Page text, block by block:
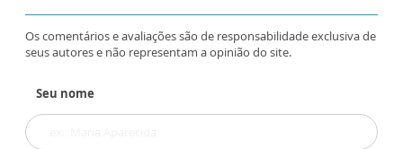
Os comentários e avaliações são de responsabilidade exclusiva de
seus autores e não representam a opinião do site.
Seu nome